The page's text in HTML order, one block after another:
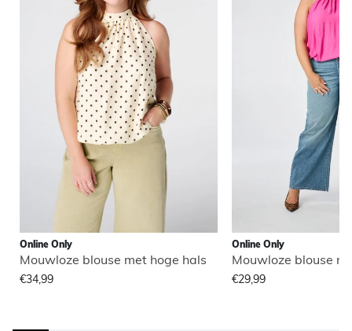
Online Only
Mouwloze blouse met hoge hals
€34,99
Online Only
Mouwloze blouse
€29,99